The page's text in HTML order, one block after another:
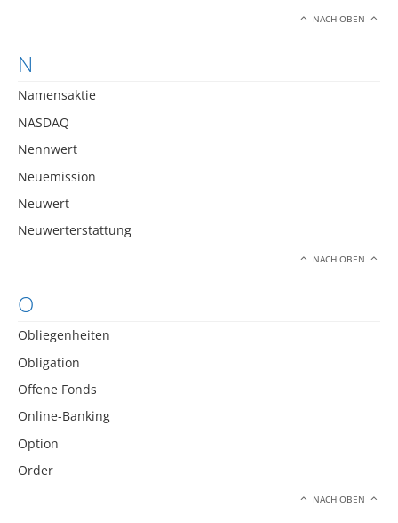
NACH OBEN
N
Namensaktie
NASDAQ
Nennwert
Neuemission
Neuwert
Neuwerterstattung
NACH OBEN
O
Obliegenheiten
Obligation
Offene Fonds
Online-Banking
Option
Order
NACH OBEN